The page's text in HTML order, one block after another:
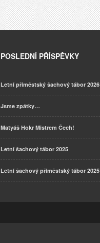
POSLEDNÍ PŘÍSPĚVKY
Letní příměstský šachový tábor 2026
Jsme zpátky…
Matyáš Hokr Mistrem Čech!
Letní šachový tábor 2025
Letní šachový příměstský tábor 2025